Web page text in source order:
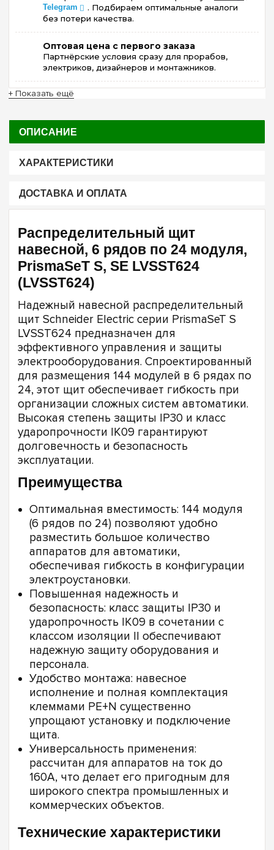
Telegram
. Подбираем оптимальные аналоги
без потери качества.
Оптовая цена с первого заказа
Партнёрские условия сразу для прорабов,
электриков, дизайнеров и монтажников.
+ Показать ещё
ОПИСАНИЕ
ХАРАКТЕРИСТИКИ
ДОСТАВКА И ОПЛАТА
Распределительный щит
навесной, 6 рядов по 24 модуля,
PrismaSeT S, SE LVSST624
(LVSST624)
Надежный навесной распределительный
щит Schneider Electric серии PrismaSeT S
LVSST624 предназначен для
эффективного управления и защиты
электрооборудования. Спроектированный
для размещения 144 модулей в 6 рядах по
24, этот щит обеспечивает гибкость при
организации сложных систем автоматики.
Высокая степень защиты IP30 и класс
ударопрочности IK09 гарантируют
долговечность и безопасность
эксплуатации.
Преимущества
Оптимальная вместимость: 144 модуля
(6 рядов по 24) позволяют удобно
разместить большое количество
аппаратов для автоматики,
обеспечивая гибкость в конфигурации
электроустановки.
Повышенная надежность и
безопасность: класс защиты IP30 и
ударопрочность IK09 в сочетании с
классом изоляции II обеспечивают
надежную защиту оборудования и
персонала.
Удобство монтажа: навесное
исполнение и полная комплектация
клеммами PE+N существенно
упрощают установку и подключение
щита.
Универсальность применения:
рассчитан для аппаратов на ток до
160А, что делает его пригодным для
широкого спектра промышленных и
коммерческих объектов.
Технические характеристики